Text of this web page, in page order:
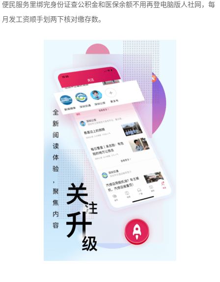
便民服务里绑完身份证查公积金和医保余额不用再登电脑版人社网，每
月发工资顺手划两下核对缴存数。